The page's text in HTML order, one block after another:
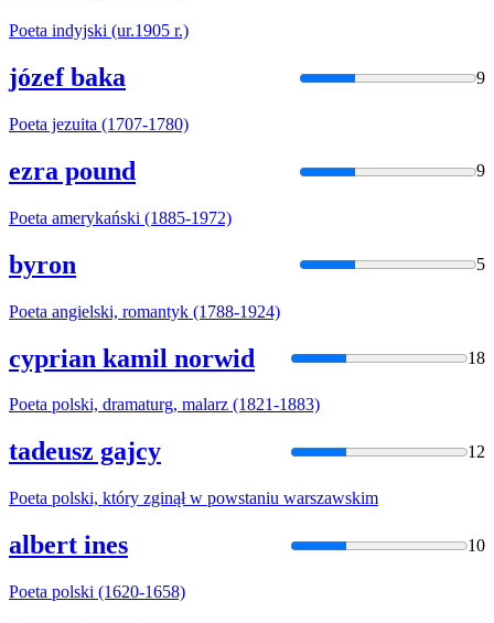
Poeta indyjski (ur.1905 r.)
józef baka 9
Poeta jezuita (1707-1780)
ezra pound 9
Poeta amerykański (1885-1972)
byron 5
Poeta angielski, romantyk (1788-1924)
cyprian kamil norwid 18
Poeta polski, dramaturg, malarz (1821-1883)
tadeusz gajcy 12
Poeta polski, który zginął w powstaniu warszawskim
albert ines 10
Poeta polski (1620-1658)